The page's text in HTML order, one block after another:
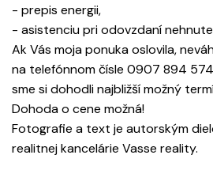
- prepis energii,
- asistenciu pri odovzdaní
Ak Vás moja ponuka oslovila,
na telefónnom čísle 0907 894
sme si dohodli najbližší možný
Dohoda o cene možná!
Fotografie a text je autorským
realitnej kancelárie Vasse reality.